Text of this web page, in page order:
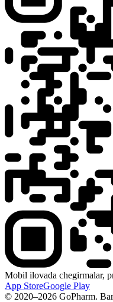
Mobil ilovada chegirmalar,
App StoreGoogle Play
© 2020–2026 GoPharm.